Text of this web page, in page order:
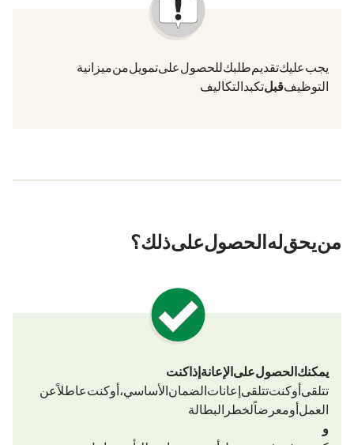
يجب عليك تقديم طلبك للحصول على تمويل من ميزانية
التوظيفقبلتكبد التكاليف.
من يحق له الحصول على ذلك؟
يمكنك الحصول على الإعانة إذا كنت
تتلقى أو كنت تتلقى إعانات الضمان الأساسي، أو كنت عاطلاً عن
العمل أو معرضاً لخطر البطالة
و